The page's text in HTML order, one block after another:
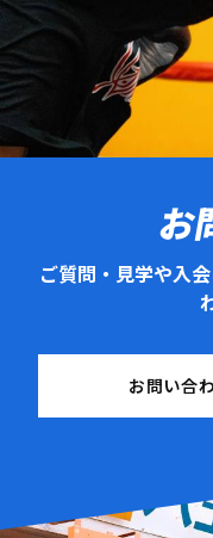
お
ご質問・見学や入
お問い合